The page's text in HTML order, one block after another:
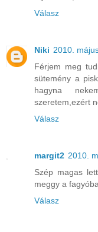
Válasz
Niki 2010.
Férjem meg
sütemény a
hagyna
szeretem,ezért
Válasz
margit2 2010.
Szép magas
meggy a
Válasz